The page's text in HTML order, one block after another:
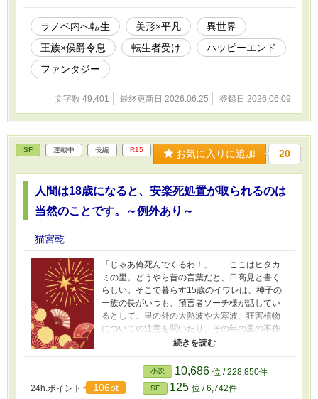
ラノベ内へ転生 美形×平凡
異世界
王族×侯爵令息
転生者受け
ハッピーエンド
ファンタジー
文字数 49,401 最終更新日 2026.06.25 登録日 2026.06.09
SF 連載中 長編 R15 お気に入りに追加 20
人間は18歳になると、安楽死処置が取られるのは
当然のことです。～例外あり～
猫宮乾
「じゃあ俺死んでくるわ！」――ここはヒタカ
ミの里。どうやら昔の言葉だと、日高見と書く
らしい。そこで暮らす15歳のイワレは、神子の
一族の長がいつも、預言者ソーチ様が話してい
るとして、里の外の大熱波や大寒波、狂害植物
についての注意を聞いたり、その年の里の不作
や災害について耳にしたりしている。里の外に
は、昔の時代を滅ぼした多種多様な災害があ
る。イワレは主に大寒波で凍り付いている旧時
代の遺跡を見に忍び込むのが好きだ。ただしこ
んな自由も18歳まで。人間は18歳になると一部
24h.ポイント 106pt
小説 10,686 位 / 228,850件
SF 125 位 / 6,742件